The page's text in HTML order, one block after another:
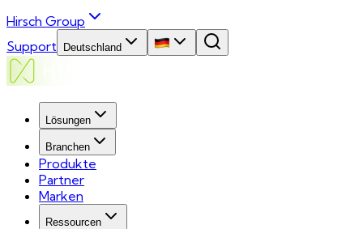
Hirsch Group
Support
Deutschland
Lösungen
Branchen
Produkte
Partner
Marken
Ressourcen